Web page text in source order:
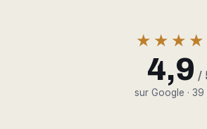
4,9 /
sur Google · 39